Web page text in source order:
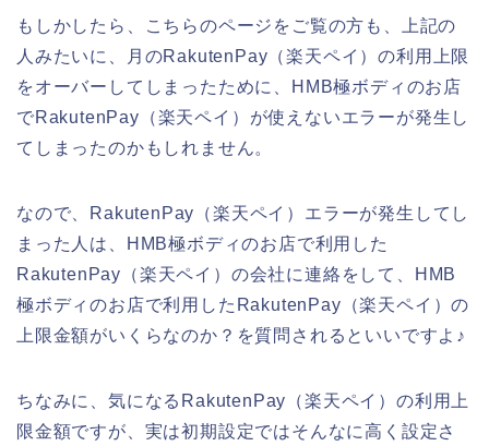
もしかしたら、こちらのページをご覧の方も、上記の
人みたいに、月のRakutenPay（楽天ペイ）の利用上限
をオーバーしてしまったために、HMB極ボディのお店
でRakutenPay（楽天ペイ）が使えないエラーが発生し
てしまったのかもしれません。
なので、RakutenPay（楽天ペイ）エラーが発生してし
まった人は、HMB極ボディのお店で利用した
RakutenPay（楽天ペイ）の会社に連絡をして、HMB
極ボディのお店で利用したRakutenPay（楽天ペイ）の
上限金額がいくらなのか？を質問されるといいですよ♪
ちなみに、気になるRakutenPay（楽天ペイ）の利用上
限金額ですが、実は初期設定ではそんなに高く設定さ